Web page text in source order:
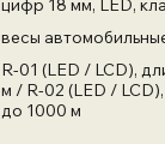
цифр 18 мм, LED,
весы
R-01 (LED / LCD),
м / R-02 (LED /
до 1000 м